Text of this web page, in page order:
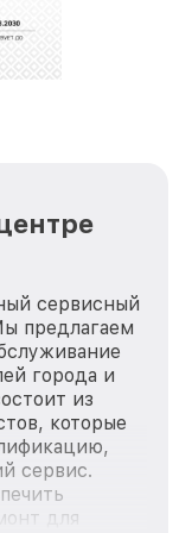
сервис еще
сервисный
предлагаем
города и
из
которые
сервис.
для